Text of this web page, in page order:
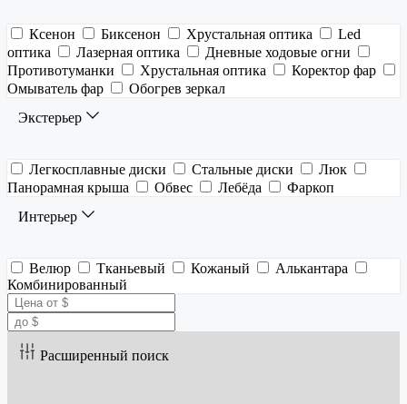
Ксенон Биксенон Хрустальная оптика
Led
оптика
Лазерная оптика
Дневные ходовые огни
Противотуманки
Хрустальная оптика
Коректор фар
Омыватель фар
Обогрев зеркал
Экстерьер
Легкосплавные диски Стальные диски
Люк
Панорамная крыша
Обвес Лебёда
Фаркоп
Интерьер
Велюр Тканьевый Кожаный
Алькантара
Комбинированный
Расширенный поиск